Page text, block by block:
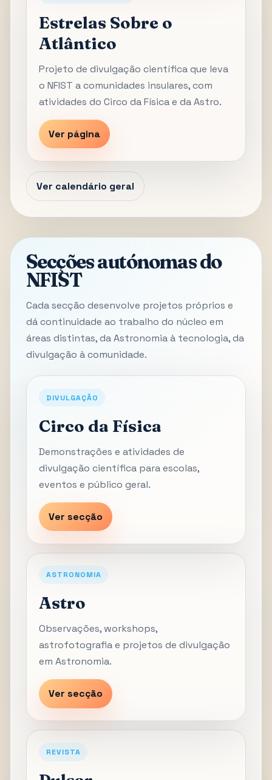
Estrelas Sobre o
Atlântico
Projeto de divulgação científica que leva
o NFIST a comunidades insulares, com
atividades do Circo da Física e da Astro.
Ver página
Ver calendário geral
Secções autónomas do
NFIST
Cada secção desenvolve projetos próprios e
dá continuidade ao trabalho do núcleo em
áreas distintas, da Astronomia à tecnologia, da
divulgação à comunidade.
DIVULGAÇÃO
Circo da Física
Demonstrações e atividades de
divulgação científica para escolas,
eventos e público geral.
Ver secção
ASTRONOMIA
Astro
Observações, workshops,
astrofotografia e projetos de divulgação
em Astronomia.
Ver secção
REVISTA